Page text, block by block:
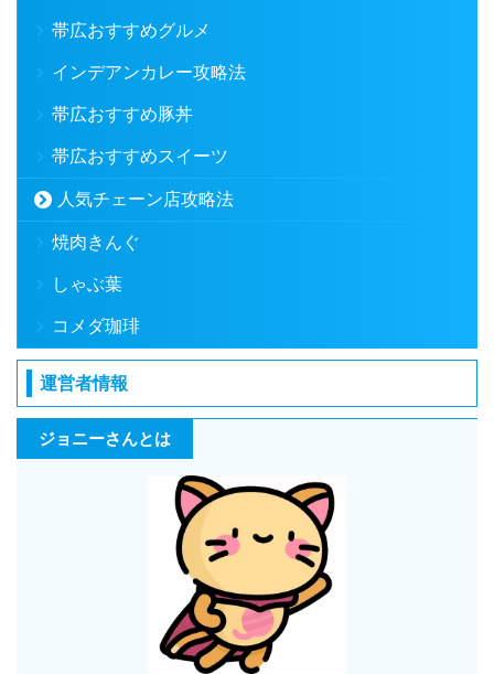
帯広おすすめグルメ
インデアンカレー攻略法
帯広おすすめ豚丼
帯広おすすめスイーツ
人気チェーン店攻略法
焼肉きんぐ
しゃぶ葉
コメダ珈琲
運営者情報
ジョニーさんとは